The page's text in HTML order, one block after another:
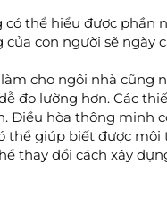
có thể hiểu được
của con người sẽ
cho ngôi nhà cũng
đo lường hơn. Các
Điều hòa thông minh
thể giúp biết được
thay đổi cách xây